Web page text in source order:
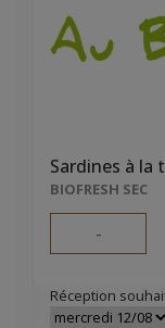
Sardines à la
BIOFRESH SEC
-
Réception